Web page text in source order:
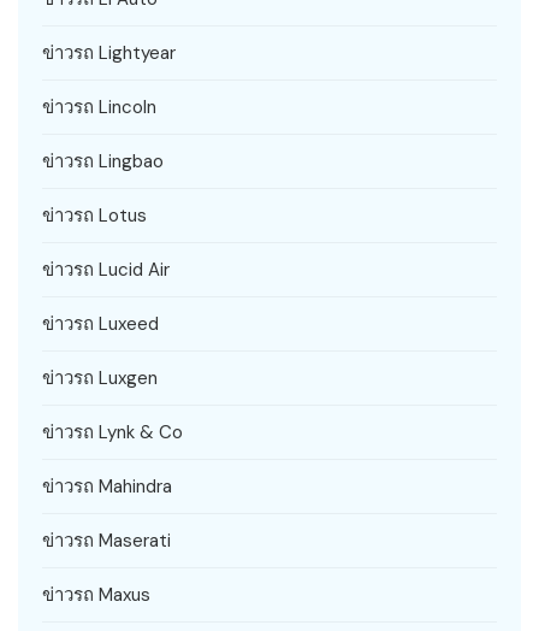
ข่าวรถ Lightyear
ข่าวรถ Lincoln
ข่าวรถ Lingbao
ข่าวรถ Lotus
ข่าวรถ Lucid Air
ข่าวรถ Luxeed
ข่าวรถ Luxgen
ข่าวรถ Lynk & Co
ข่าวรถ Mahindra
ข่าวรถ Maserati
ข่าวรถ Maxus